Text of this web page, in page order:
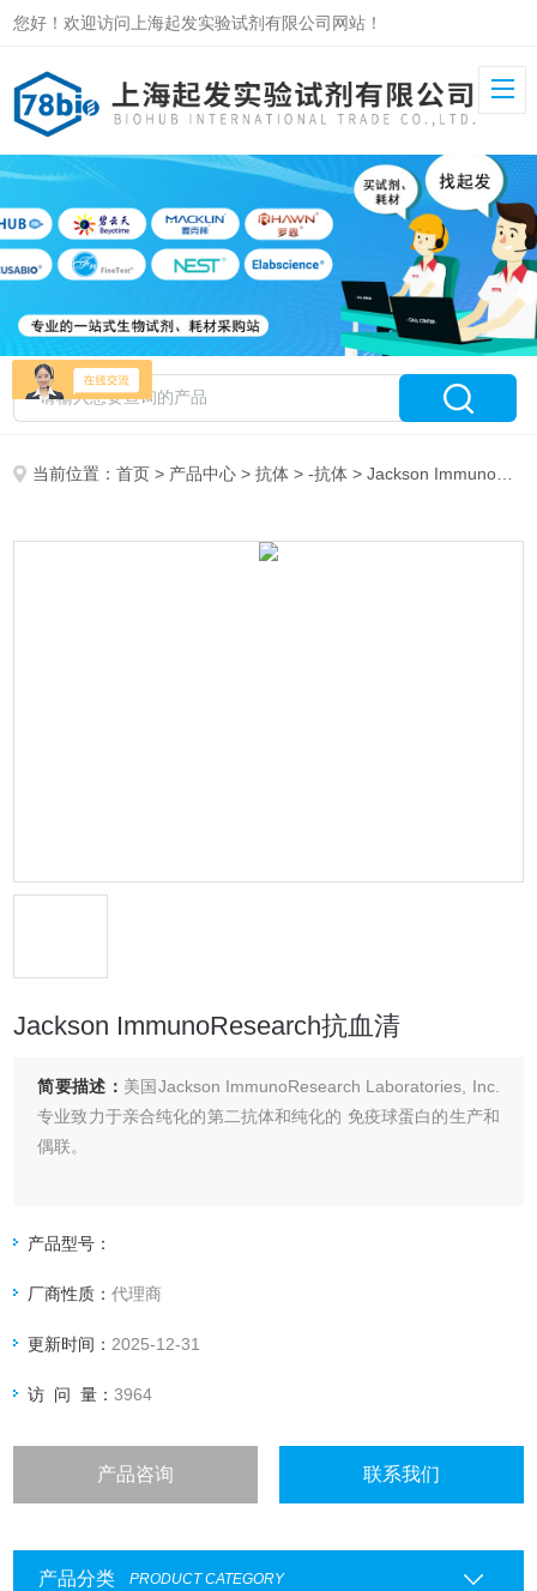
您好！欢迎访问上海起发实验试剂有限公司网站！
当前位置：首页 > 产品中心 >抗体 >-抗体 > Jackson ImmunoResearch抗血清
Jackson ImmunoResearch抗血清
简要描述： 美国Jackson ImmunoResearch Laboratories, Inc.
专业致力于亲合纯化的第二抗体和纯化的 免疫球蛋白的生产和
偶联。
产品型号：
厂商性质：代理商
更新时间： 2025-12-31
访 问 量：3964
产品咨询 联系我们
产品分类 PRODUCT CATEGORY